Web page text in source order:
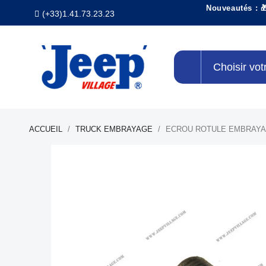
(+33)1.41.73.23.23
Nouveautés :
Choisir
ACCUEIL TRUCK EMBRAYAGE ECROU ROTULE